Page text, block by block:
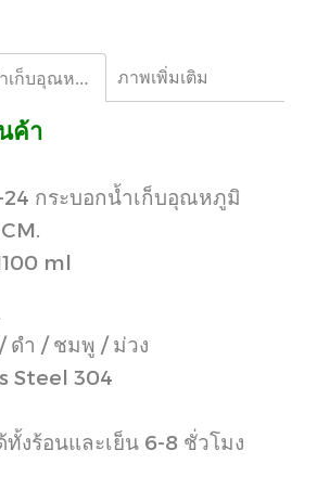
VF-24 กระบอกน้ำเก็บอุณหภูมิ ภาพเพิ่มเติม
ค้า
กระบอกน้ำเก็บอุณหภูมิ
ml
ดำ / ชมพู / ม่วง
Steel 304
งร้อนและเย็น 6-8 ชั่วโมง